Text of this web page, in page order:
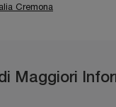
Cremona
Maggiori